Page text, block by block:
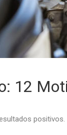
12
positivos.